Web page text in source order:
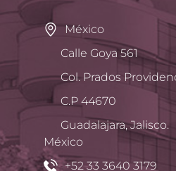
México
Calle Goya 561
Col. Prados
C.P 44670
Guadalajara, Jalisco.
México
+52 33 3640 3179